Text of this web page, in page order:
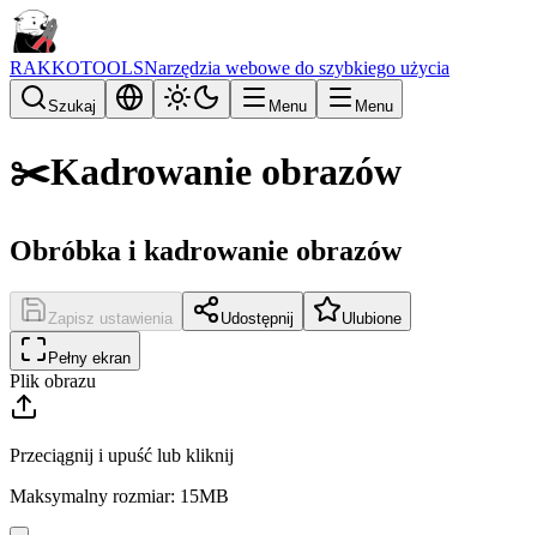
RAKKOTOOLSNarzędzia webowe do szybkiego użycia
Szukaj Menu Menu
✂️Kadrowanie obrazów
Obróbka i kadrowanie obrazów
Zapisz ustawienia Udostępnij Ulubione
Pełny ekran
Plik obrazu
Przeciągnij i upuść lub kliknij
Maksymalny rozmiar: 15MB